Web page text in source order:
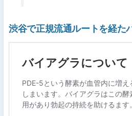
渋谷で正規流通ルートを経た